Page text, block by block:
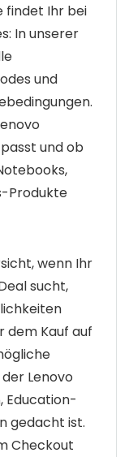
findet Ihr bei
In unserer
und
und ob
Produkte
wenn Ihr
sucht,
Kauf auf
Lenovo
Education-
gedacht ist.
Checkout